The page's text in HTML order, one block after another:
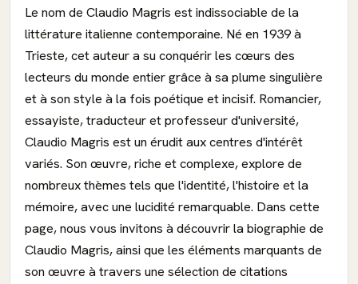
Le nom de Claudio Magris est indissociable de la
littérature italienne contemporaine. Né en 1939 à
Trieste, cet auteur a su conquérir les cœurs des
lecteurs du monde entier grâce à sa plume singulière
et à son style à la fois poétique et incisif. Romancier,
essayiste, traducteur et professeur d'université,
Claudio Magris est un érudit aux centres d'intérêt
variés. Son œuvre, riche et complexe, explore de
nombreux thèmes tels que l'identité, l'histoire et la
mémoire, avec une lucidité remarquable. Dans cette
page, nous vous invitons à découvrir la biographie de
Claudio Magris, ainsi que les éléments marquants de
son œuvre à travers une sélection de citations